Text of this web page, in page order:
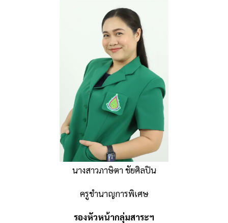
นางสาวภาษิตา ชัยศิลปิน
ครูชำนาญการพิเศษ
รองหัวหน้ากลุ่มสาระฯ